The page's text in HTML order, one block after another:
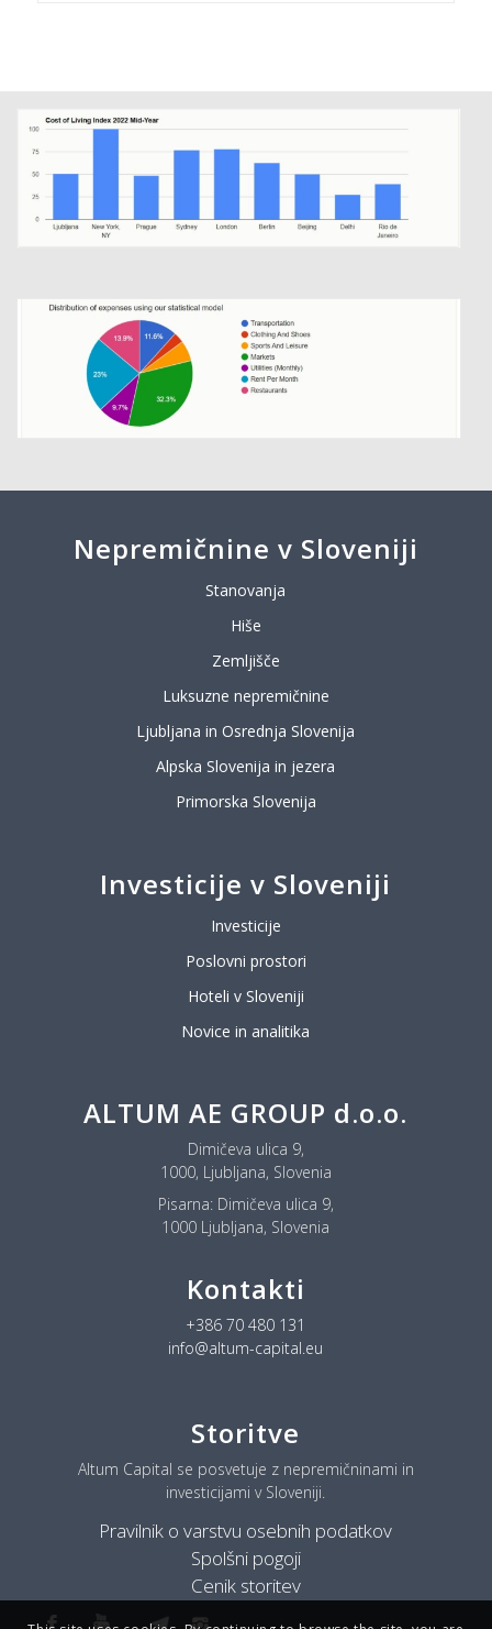
Nepremičnine v Sloveniji
Stanovanja
Hiše
Zemljišče
Luksuzne nepremičnine
Ljubljana in Osrednja Slovenija
Alpska Slovenija in jezera
Primorska Slovenija
Investicije v Sloveniji
Investicije
Poslovni prostori
Hoteli v Sloveniji
Novice in analitika
ALTUM AE GROUP d.o.o.
Dimičeva ulica 9,
1000, Ljubljana, Slovenia
Pisarna: Dimičeva ulica 9,
1000 Ljubljana, Slovenia
Kontakti
+386 70 480 131
info@altum-capital.eu
Storitve
Altum Capital se posvetuje z nepremičninami in
investicijami v Sloveniji.
Pravilnik o varstvu osebnih podatkov
Spolšni pogoji
Cenik storitev